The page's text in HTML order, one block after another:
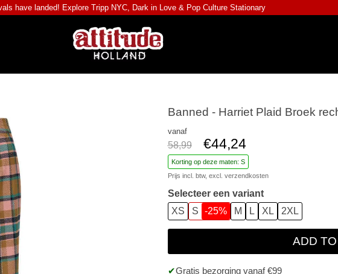
have landed! Explore Tripp NYC, Dark in Love & Pop Culture Stationary
Banned - Harriet Plaid Broek
vanaf
58,99 €44,24
Korting op deze maten: S
Prijs incl. btw, excl. verzendkosten
Selecteer een variant
XS
S -25% M L XL 2XL
ADD
Gratis bezorging vanaf €99